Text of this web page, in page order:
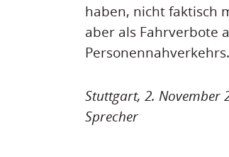
haben, nicht faktisch
aber als Fahrverbote
Personennahverkehrs.
Stuttgart, 2. November
Sprecher